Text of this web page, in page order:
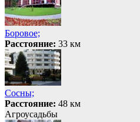
Боровое;
Расстояние: 33 км
Сосны;
Расстояние: 48 км
Агроусадьбы